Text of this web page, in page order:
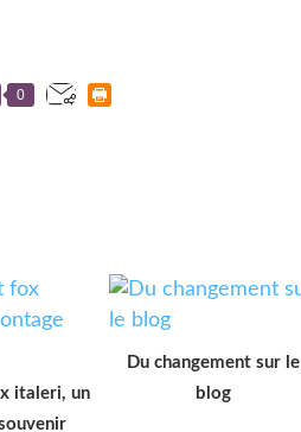
0
italeri, un
Du changement sur le
blog